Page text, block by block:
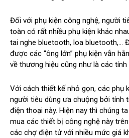
Đối với phụ kiện công nghệ, người
toàn có rất nhiều phụ kiện khác
tai nghe bluetooth, loa bluetooth,…
được các “ông lớn” phụ kiện vẫn
về thương hiệu cũng như là các tính
Với cách thiết kế nhỏ gọn, các phụ
người tiêu dùng ưa chuộng bởi tính
điện thoại này. Hiện nay thì chúng
mua các thiết bị công nghệ này
các chợ điện tử với nhiều mức giá